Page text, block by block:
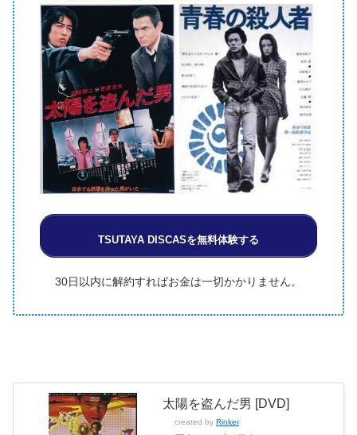
TSUTAYA DISCASを無料体験する
30日以内に解約すればお金は一切かかりません。
太陽を盗んだ男 [DVD]
created by Rinker